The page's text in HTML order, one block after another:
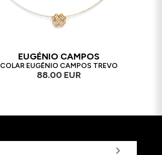
EUGÉNIO CAMPOS
COLAR EUGÉNIO CAMPOS TREVO
88.00 EUR